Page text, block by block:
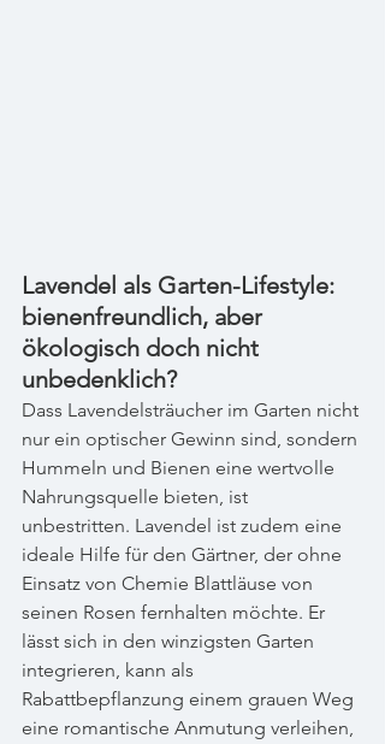
Lavendel als Garten-Lifestyle:
bienenfreundlich, aber
ökologisch doch nicht
unbedenklich?
Dass Lavendelsträucher im Garten nicht
nur ein optischer Gewinn sind, sondern
Hummeln und Bienen eine wertvolle
Nahrungsquelle bieten, ist
unbestritten. Lavendel ist zudem eine
ideale Hilfe für den Gärtner, der ohne
Einsatz von Chemie Blattläuse von
seinen Rosen fernhalten möchte. Er
lässt sich in den winzigsten Garten
integrieren, kann als
Rabattbepflanzung einem grauen Weg
eine romantische Anmutung verleihen,